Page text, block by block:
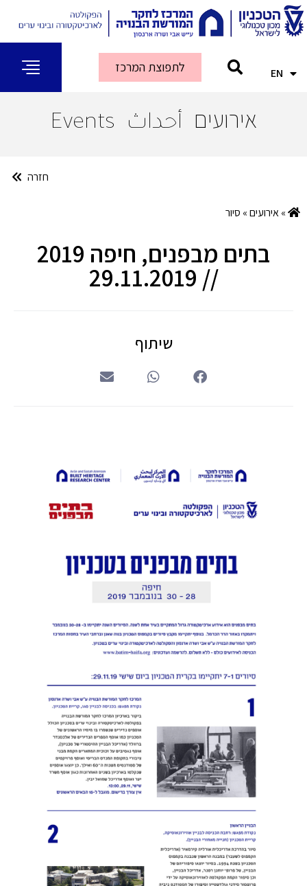
EN
AR לתפוצת המרכז
אירועים أحداث Events
»אירועים» סיור
חזרה
בתים מבפנים, חיפה 2019
// 29.11.2019
שיתוף